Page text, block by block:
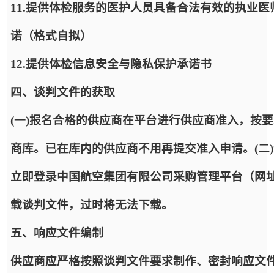
11.提供体检服务的医护人员具备合法有效的执业
诺（格式自拟）
12.提供体检信息安全与隐私保护承诺书
四、谈判文件的获取
(一)报名合格的供应商在平台进行供应商准入，按
商库。已在库内的供应商不用再提交准入申请。(
立即登录中国航空集团有限公司采购管理平台（
载谈判文件，过时将无法下载。
五、响应文件编制
供应商应严格按照谈判文件要求制作、密封响应文